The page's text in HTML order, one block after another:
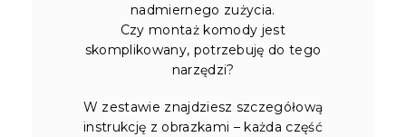
nadmiernego zużycia.
Czy montaż komody jest
skomplikowany, potrzebuję do tego
narzędzi?
W zestawie znajdziesz szczegółową
instrukcję z obrazkami – każda część